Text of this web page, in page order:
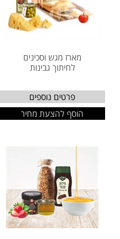
מארז מגש וסכינים
לחיתוך גבינות
פרטים נוספים
הוסף להצעת מחיר